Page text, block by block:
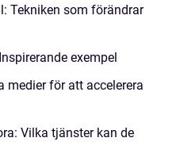
Tekniken som förändrar
exempel
medier för att accelerera
Vilka tjänster kan de